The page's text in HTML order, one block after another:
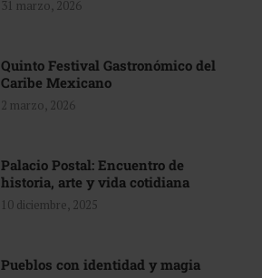
31 marzo, 2026
Quinto Festival Gastronómico del
Caribe Mexicano
2 marzo, 2026
Palacio Postal: Encuentro de
historia, arte y vida cotidiana
10 diciembre, 2025
Pueblos con identidad y magia